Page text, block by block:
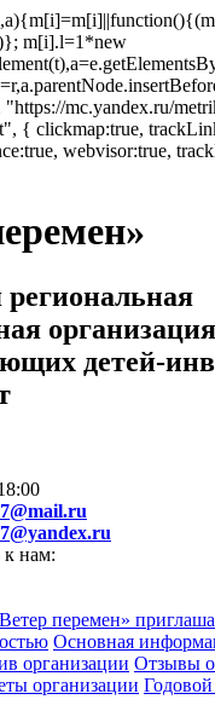
m[i].l=1*new
mc.yandex.ru/
{ clickmap:true,
webvisor:true,
региональная
детей-
к нам:
перемен»
Основная
организации Отзывы
организации